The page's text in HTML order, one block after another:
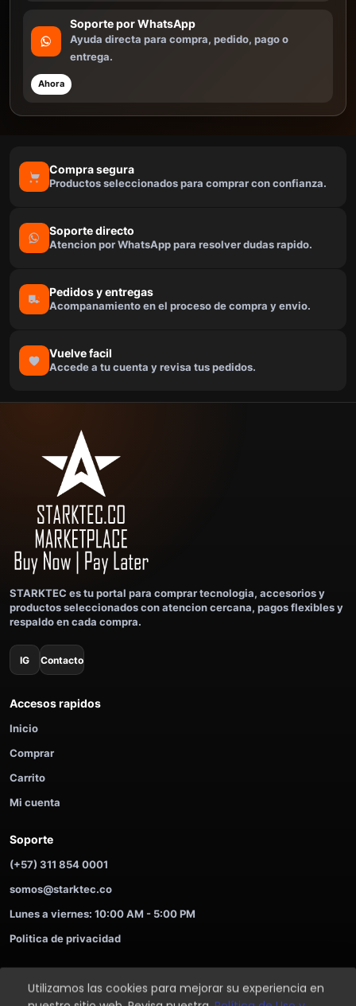
Soporte por WhatsApp
Ayuda directa para compra, pedido, pago o
entrega.
Ahora
Compra segura
Productos seleccionados para comprar con confianza.
Soporte directo
Atencion por WhatsApp para resolver dudas rapido.
Pedidos y entregas
Acompanamiento en el proceso de compra y envio.
Vuelve facil
Accede a tu cuenta y revisa tus pedidos.
STARKTEC es tu portal para comprar tecnologia, accesorios y
productos seleccionados con atencion cercana, pagos flexibles y
respaldo en cada compra.
IG Contacto
Accesos rapidos
Inicio
Comprar
Carrito
Mi cuenta
Soporte
(+57) 311 854 0001
somos@starktec.co
Lunes a viernes: 10:00 AM - 5:00 PM
Politica de privacidad
2026STARKTEC. Compra ahora y paga despues.
Utilizamos las cookies para mejorar su experiencia en